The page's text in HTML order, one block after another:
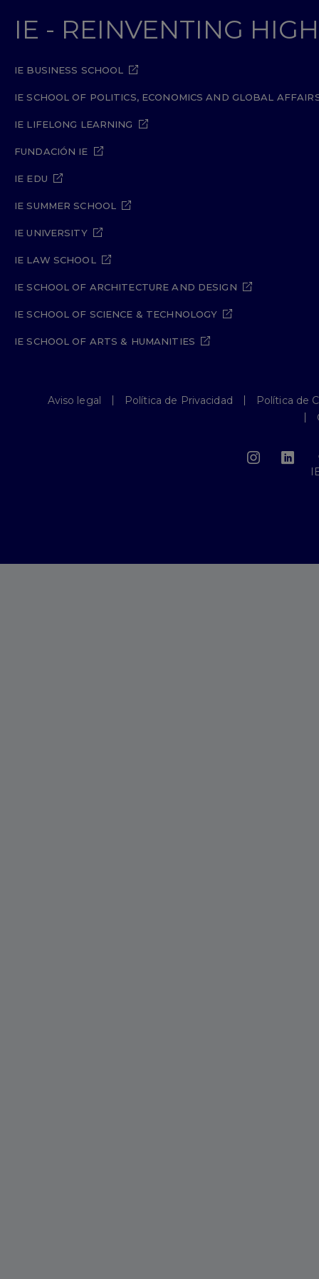
IE - REINVENTING
IE BUSINESS SCHOOL
IE SCHOOL OF POLITICS, ECONOMICS AND GLOBAL
IE LIFELONG LEARNING
FUNDACIÓN IE
IE EDU
IE SUMMER SCHOOL
IE UNIVERSITY
IE LAW SCHOOL
IE SCHOOL OF ARCHITECTURE AND DESIGN
IE SCHOOL OF SCIENCE & TECHNOLOGY
IE SCHOOL OF ARTS & HUMANITIES
Aviso legal Política de Privacidad
Política de